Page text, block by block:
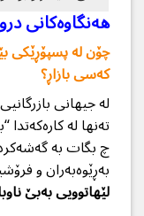
هەنگاوەكانی
چۆن لە پسپۆڕێکی
کەسی بازاڕ؟
لە جیهانی
تەنها لە
چ بگات بە
بەڕێوەبەران و
لێهاتوویی بەبێ